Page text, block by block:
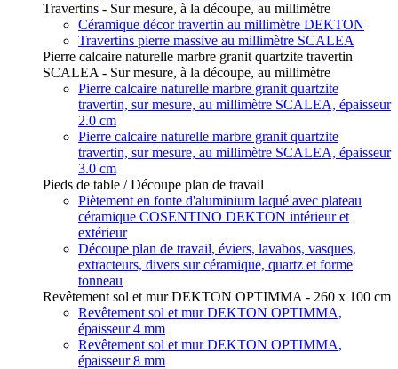
Travertins - Sur mesure, à la découpe, au millimètre
Céramique décor travertin au millimètre DEKTON
Travertins pierre massive au millimètre SCALEA
Pierre calcaire naturelle marbre granit quartzite travertin
SCALEA - Sur mesure, à la découpe, au millimètre
Pierre calcaire naturelle marbre granit quartzite
travertin, sur mesure, au millimètre SCALEA, épaisseur
2.0 cm
Pierre calcaire naturelle marbre granit quartzite
travertin, sur mesure, au millimètre SCALEA, épaisseur
3.0 cm
Pieds de table / Découpe plan de travail
Piètement en fonte d'aluminium laqué avec plateau
céramique COSENTINO DEKTON intérieur et
extérieur
Découpe plan de travail, éviers, lavabos, vasques,
extracteurs, divers sur céramique, quartz et forme
tonneau
Revêtement sol et mur DEKTON OPTIMMA - 260 x 100 cm
Revêtement sol et mur DEKTON OPTIMMA,
épaisseur 4 mm
Revêtement sol et mur DEKTON OPTIMMA,
épaisseur 8 mm